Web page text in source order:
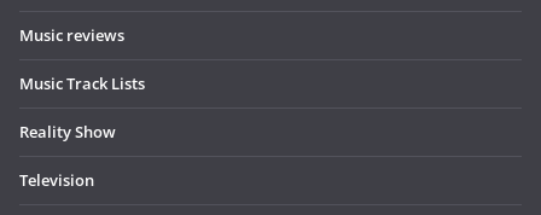
Music reviews
Music Track Lists
Reality Show
Television